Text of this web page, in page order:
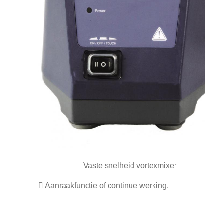
Vaste snelheid vortexmixer
 Aanraakfunctie of continue werking.